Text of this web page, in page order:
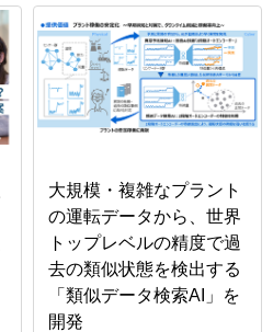
大規模・複雑なプラント
の運転データから、世界
トップレベルの精度で過
去の類似状態を検出する
「類似データ検索AI」を
開発